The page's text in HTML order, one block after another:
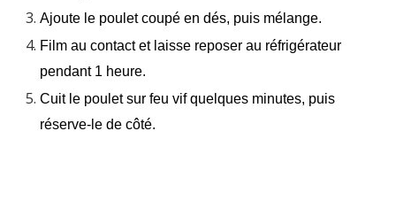
Ajoute le poulet coupé en dés, puis mélange.
Film au contact et laisse reposer au réfrigérateur
pendant 1 heure.
Cuit le poulet sur feu vif quelques minutes, puis
réserve-le de côté.